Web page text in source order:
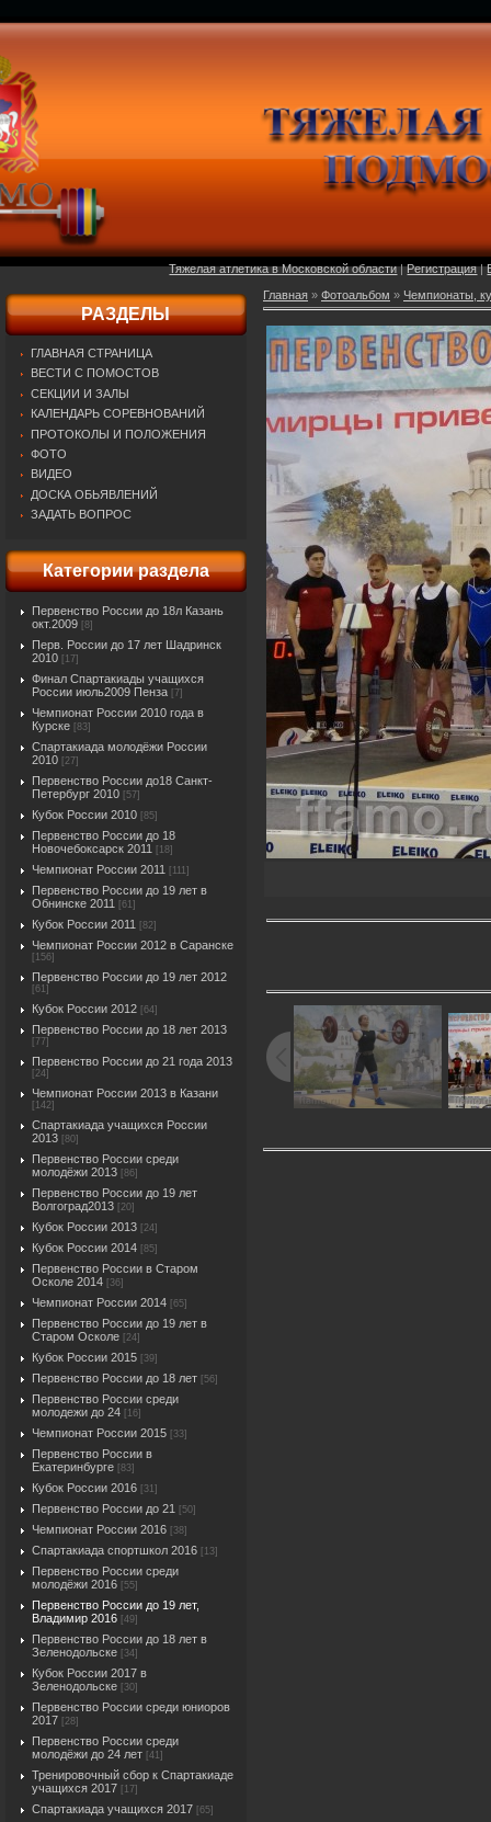
Тяжелая атлетика в Московской области|Регистрация|
РАЗДЕЛЫ
ГЛАВНАЯ СТРАНИЦА
ВЕСТИ С ПОМОСТОВ
СЕКЦИИ И ЗАЛЫ
КАЛЕНДАРЬ СОРЕВНОВАНИЙ
ПРОТОКОЛЫ И ПОЛОЖЕНИЯ
ФОТО
ВИДЕО
ДОСКА ОБЬЯВЛЕНИЙ
ЗАДАТЬ ВОПРОС
Категории раздела
Первенство России до 18л Казань
окт.2009 [8]
Перв. России до 17 лет Шадринск
2010
[17]
Финал Спартакиады учащихся
России июль2009 Пенза
[7]
Чемпионат России 2010 года в
Курске [83]
Спартакиада молодёжи России
2010 [27]
Первенство России до18 Санкт-
Петербург 2010 [57]
Кубок России 2010 [85]
Первенство России до 18
Новочебоксарск 2011
[18]
Чемпионат России 2011 [111]
Первенство России до 19 лет в
Обнинске 2011
[61]
Кубок России 2011 [82]
Чемпионат России 2012 в Саранске
[156]
Первенство России до 19 лет 2012
[61]
Кубок России 2012 [64]
Первенство России до 18 лет 2013
[77]
Первенство России до 21 года 2013
[24]
Чемпионат России 2013 в Казани
[142]
Спартакиада учащихся России
2013 [80]
Первенство России среди
молодёжи 2013 [86]
Первенство России до 19 лет
Волгоград2013 [20]
Кубок России 2013 [24]
Кубок России 2014 [85]
Первенство России в Старом
Осколе 2014 [36]
Чемпионат России 2014 [65]
Первенство России до 19 лет в
Старом Осколе [24]
Кубок России 2015 [39]
Первенство России до 18 лет [56]
Первенство России среди
молодежи до 24
[16]
Чемпионат России 2015 [33]
Первенство России в
Екатеринбурге [83]
Кубок России 2016 [31]
Первенство России до 21 [50]
Чемпионат России 2016 [38]
Спартакиада спортшкол 2016 [13]
Первенство России среди
молодёжи 2016 [55]
Первенство России до 19 лет,
Владимир 2016 [49]
Первенство России до 18 лет в
Зеленодольске [34]
Кубок России 2017 в
Зеленодольске [30]
Первенство России среди юниоров
2017 [28]
Первенство России среди
молодёжи до 24 лет [41]
Тренировочный сбор к Спартакиаде
учащихся 2017
[17]
Спартакиада учащихся 2017 [65]
Главная » Фотоальбом » Чемпионаты,